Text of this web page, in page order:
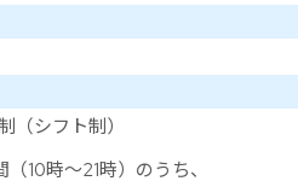
（シフト制）
10時～21時）のうち、